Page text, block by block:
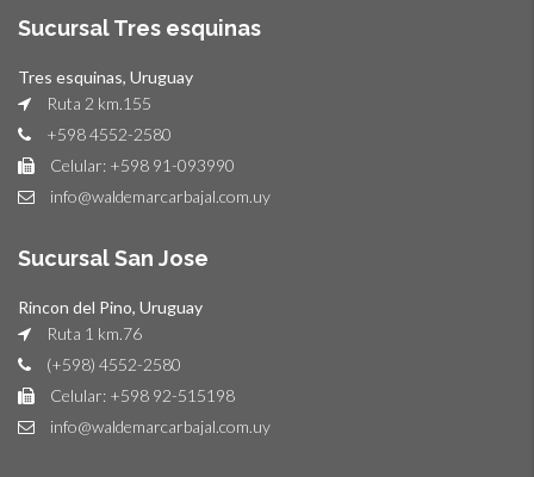
Sucursal Tres esquinas
Tres esquinas, Uruguay
Ruta 2 km.155
+598 4552-2580
Celular: +598 91-093990
info@waldemarcarbajal.com.uy
Sucursal San Jose
Rincon del Pino, Uruguay
Ruta 1 km.76
(+598) 4552-2580
Celular: +598 92-515198
info@waldemarcarbajal.com.uy